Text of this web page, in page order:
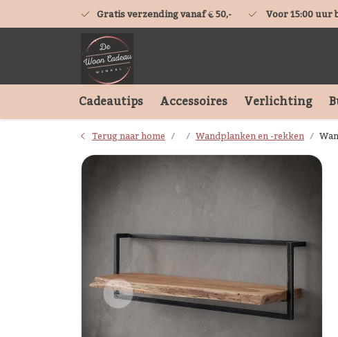
Gratis verzending vanaf € 50,- Voor 15:00 uur
Cadeautips Accessoires Verlichting
Terug naar home Wandplanken en -rekken